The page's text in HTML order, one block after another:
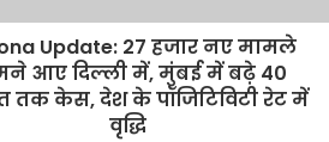
Update: 27 हजार नए मामले
आए दिल्ली में, मुंबई में बढ़े 40
तक केस, देश के पॉजिटिविटी रेट में
वृद्धि